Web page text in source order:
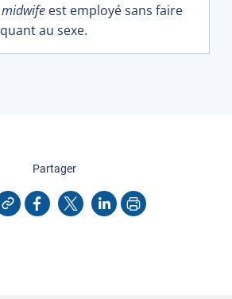
midwife est employé sans faire
au sexe.
Partagercette page
l'adresse
Facebook
X LinkedInImprimer